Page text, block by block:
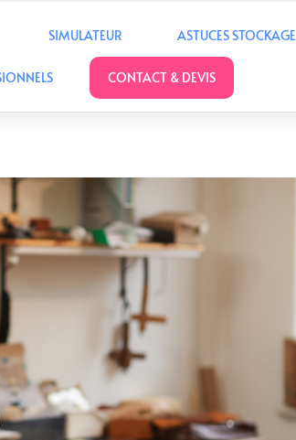
SIMULATEUR ASTUCES STOCKAGE
CONTACT & DEVIS